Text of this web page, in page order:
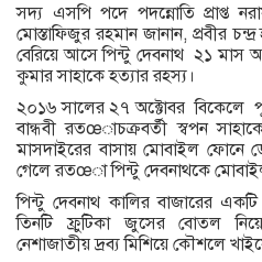
সদ্য এসপি পদে পদন্নোতি প্রাপ্ত
মোস্তাফিজুর রহমান জানান, প্রবীর
বেরিয়ে আসে পিন্টু দেবনাথ ২১
কুমার সাহাকে হত্যার রহস্য।
২০১৬ সালের ২৭ অক্টোবর বিকেলে
বান্ধবী রতœাচক্রবর্তী স্বপন
মাসদাইরের বাসায় মোবাইল ফোনে
গেলে রতœা পিন্টু দেবনাথকে
পিন্টু দেবনাথ কালির বাজারের
তিনটি ফ্রুটিকা জুসের বোতল
নেশাজাতীয় দ্রব্য মিশিয়ে কৌশলে